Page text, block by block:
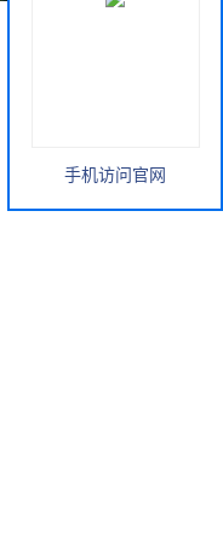
手机访问官网